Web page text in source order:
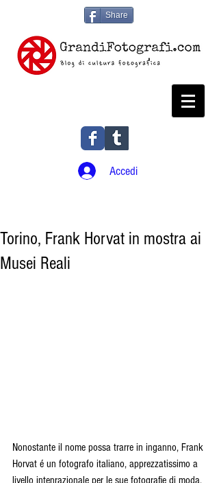
Share
Accedi
Torino, Frank Horvat in mostra ai
Musei Reali
Nonostante il nome possa trarre in inganno, Frank
Horvat é un fotografo italiano, apprezzatissimo a
livello intenrazionale per le sue fotografie di moda,